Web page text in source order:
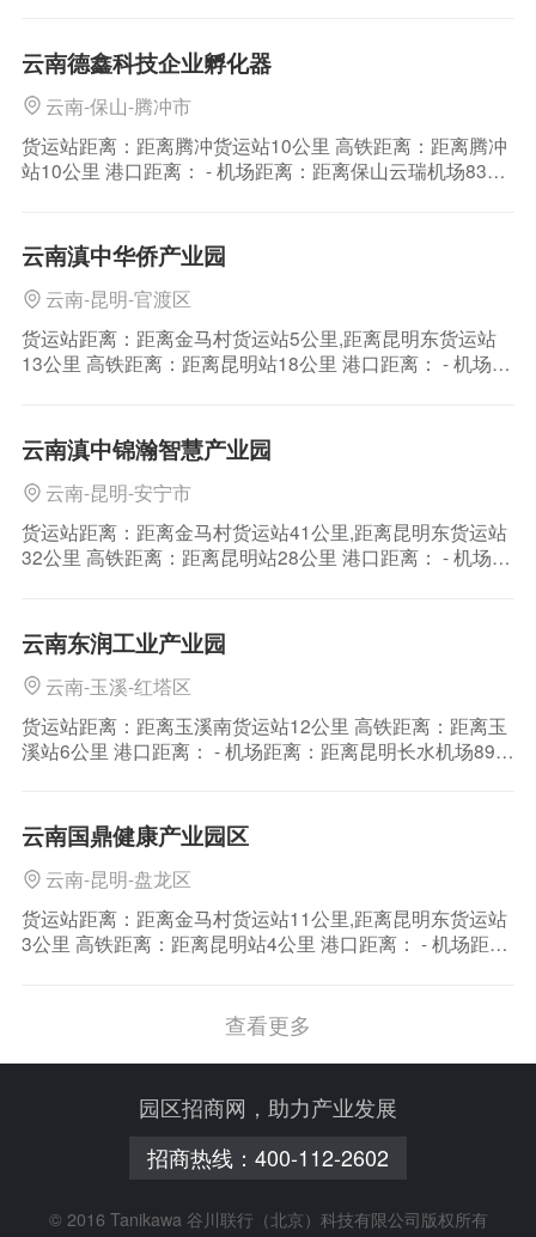
理、南至普洱、北达攀枝花，东距昆明152公里，西距大理
179公里，320国道、10
云南德鑫科技企业孵化器
云南-保山-腾冲市
货运站距离：距离腾冲货运站10公里 高铁距离：距离腾冲
站10公里 港口距离： - 机场距离：距离保山云瑞机场83公
州、临沧市接壤，北与怒江傈僳族自治州、西与德宏傣族
景颇族自
云南滇中华侨产业园
云南-昆明-官渡区
货运站距离：距离金马村货运站5公里,距离昆明东货运站
13公里 高铁距离：距离昆明站18公里 港口距离： - 机场距
杂多样，点苍山以西为高山峡谷区。点苍山以东、祥云以
西为中山陡坡地形。境内的山脉主要
云南滇中锦瀚智慧产业园
云南-昆明-安宁市
货运站距离：距离金马村货运站41公里,距离昆明东货运站
32公里 高铁距离：距离昆明站28公里 港口距离： - 机场距
杂多样，点苍山以西为高山峡谷区。点苍山以东、祥云以
西为中山陡坡地形。境内的山脉
云南东润工业产业园
云南-玉溪-红塔区
货运站距离：距离玉溪南货运站12公里 高铁距离：距离玉
溪站6公里 港口距离： - 机场距离：距离昆明长水机场89公
101°16′~103°09′之间。北接省会昆明市，西南连普洱市，
东南邻红河哈尼族
云南国鼎健康产业园区
云南-昆明-盘龙区
货运站距离：距离金马村货运站11公里,距离昆明东货运站
3公里 高铁距离：距离昆明站4公里 港口距离： - 机场距
杂多样，点苍山以西为高山峡谷区。点苍山以东、祥云以
西为中山陡坡地形。境内的山脉主要
查看更多
园区招商网，助力产业发展
招商热线： 400-112-2602
© 2016 Tanikawa 谷川联行（北京）科技有限公司版权所有